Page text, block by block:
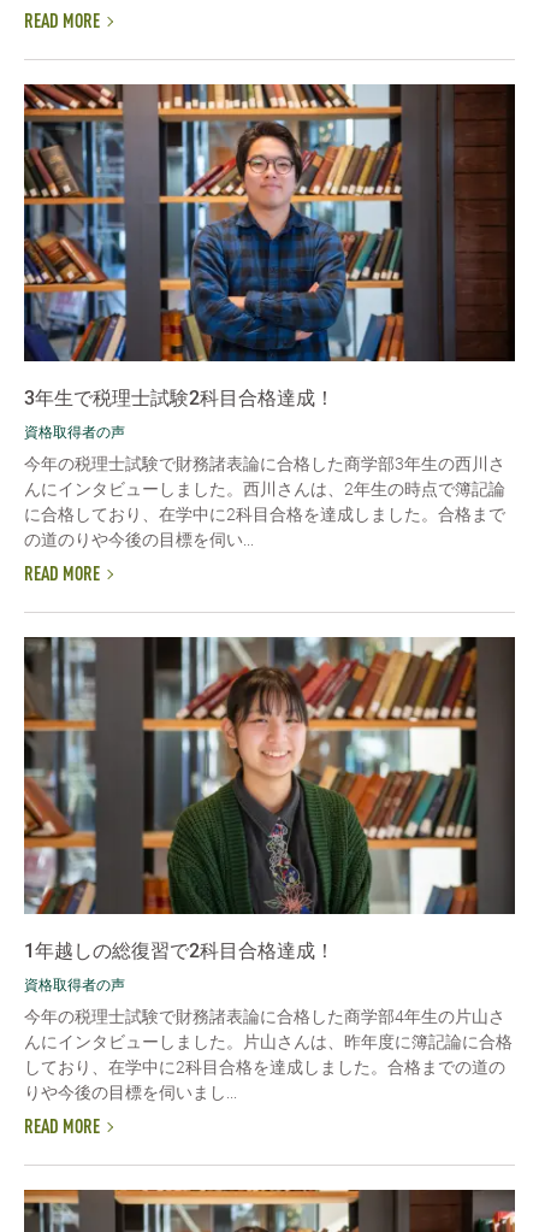
READ MORE
3年生で税理士試験2科目合格達成！
資格取得者の声
今年の税理士試験で財務諸表論に合格した商学部3年生の西川さ
んにインタビューしました。西川さんは、2年生の時点で簿記論
に合格しており、在学中に2科目合格を達成しました。合格まで
の道のりや今後の目標を伺い...
READ MORE
1年越しの総復習で2科目合格達成！
資格取得者の声
今年の税理士試験で財務諸表論に合格した商学部4年生の片山さ
んにインタビューしました。片山さんは、昨年度に簿記論に合格
しており、在学中に2科目合格を達成しました。合格までの道の
りや今後の目標を伺いまし...
READ MORE